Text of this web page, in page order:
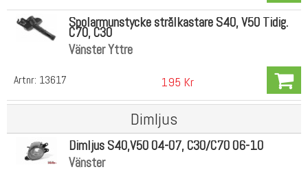
Artnr: 13617
Spolarmunstycke strålkastare S40, V50 Tidig.
C70, C30
Vänster Yttre
195 Kr
Dimljus
Dimljus S40,V50 04-07, C30/C70 06-10
Vänster